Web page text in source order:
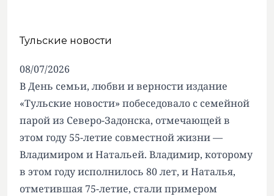
Тульские новости
08/07/2026
В День семьи, любви и верности издание
«Тульские новости» побеседовало с семейной
парой из Северо-Задонска, отмечающей в
этом году 55-летие совместной жизни —
Владимиром и Натальей. Владимир, которому
в этом году исполнилось 80 лет, и Наталья,
отметившая 75-летие, стали примером